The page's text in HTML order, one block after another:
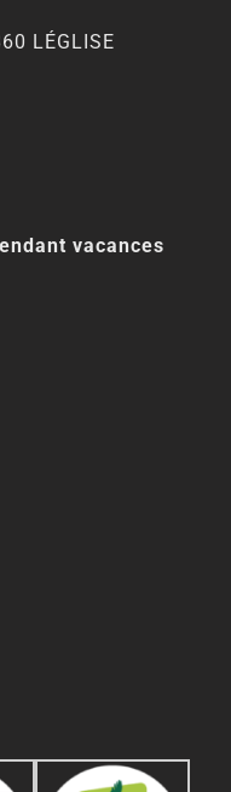
LÉGLISE
vacances